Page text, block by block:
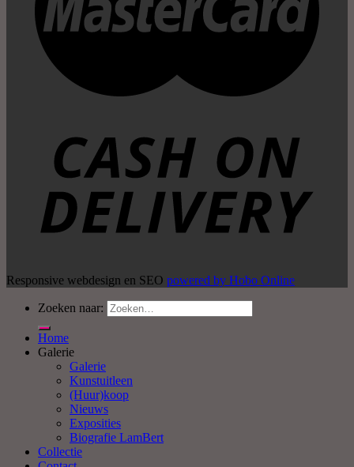
Responsive webdesign en SEO powered by Hobo Online
Zoeken naar:
Home
Galerie
Galerie
Kunstuitleen
(Huur)koop
Nieuws
Exposities
Biografie LamBert
Collectie